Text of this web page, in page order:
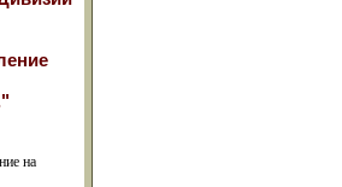
на